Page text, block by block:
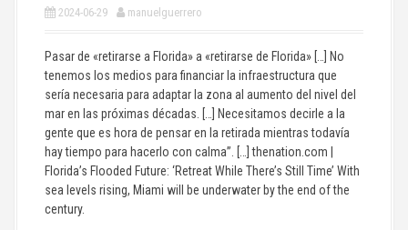
2024-06-29 manuelguerrero
Pasar de «retirarse a Florida» a «retirarse de Florida» […] No
tenemos los medios para financiar la infraestructura que
sería necesaria para adaptar la zona al aumento del nivel del
mar en las próximas décadas. […] Necesitamos decirle a la
gente que es hora de pensar en la retirada mientras todavía
hay tiempo para hacerlo con calma”. […] thenation.com |
Florida’s Flooded Future: ‘Retreat While There’s Still Time’ With
sea levels rising, Miami will be underwater by the end of the
century.